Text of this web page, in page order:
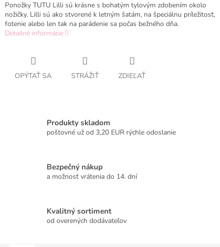
Ponožky TUTU Lilli sú krásne s bohatým tylovým zdobením okolo
nožičky. Lilli sú ako stvorené k letným šatám, na špeciálnu príležitosť,
fotenie alebo len tak na parádenie sa počas bežného dňa.
Detailné informácie
OPÝTAŤ SA STRÁŽIŤ ZDIEĽAŤ
Produkty skladom
poštovné už od 3,20 EUR rýchle odoslanie
Bezpečný nákup
a možnosť vrátenia do 14. dní
Kvalitný sortiment
od overených dodávateľov